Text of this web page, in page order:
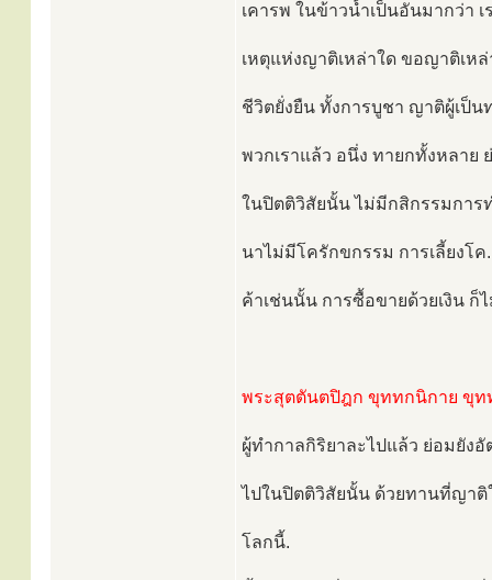
เคารพ ในข้าวน้ำเป็นอันมากว่า เ
เหตุแห่งญาติเหล่าใด ขอญาติเหล่
ชีวิตยั่งยืน ทั้งการบูชา ญาติผู้เป็น
พวกเราแล้ว อนึ่ง ทายกทั้งหลาย
ในปิตติวิสัยนั้น ไม่มีกสิกรรมการ
นาไม่มีโครักขกรรม การเลี้ยงโ
ค้าเช่นนั้น การซื้อขายด้วยเงิน ก็
พระสุตตันตปิฎก ขุททกนิกาย ขุท
ผู้ทำกาลกิริยาละไปแล้ว ย่อมยังอั
ไปในปิตติวิสัยนั้น ด้วยทานที่ญา
โลกนี้.